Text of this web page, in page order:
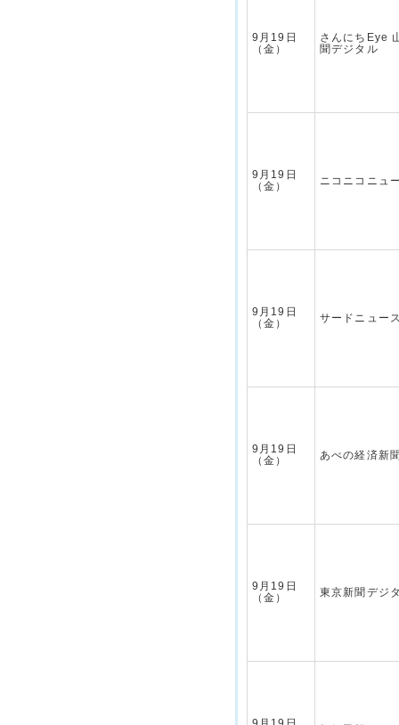
9月19日
（金）
さんにちEye
聞デジタル
9月19日
（金）
ニコニコニュ
9月19日
（金）
サードニュー
9月19日
（金）
あべの経済新
9月19日
（金）
東京新聞デジ